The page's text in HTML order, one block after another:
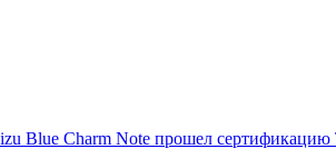
Blue Charm Note прошел